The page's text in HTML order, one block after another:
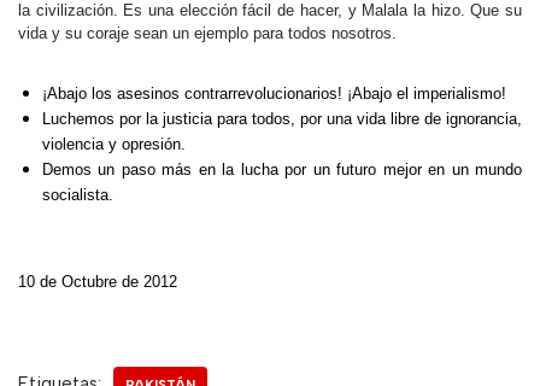
la civilización. Es una elección fácil de hacer, y Malala la hizo. Que su
vida y su coraje sean un ejemplo para todos nosotros.
¡Abajo los asesinos contrarrevolucionarios! ¡Abajo el imperialismo!
Luchemos por la justicia para todos, por una vida libre de ignorancia,
violencia y opresión.
Demos un paso más en la lucha por un futuro mejor en un mundo
socialista.
10 de Octubre de 2012